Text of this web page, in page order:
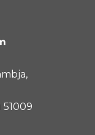
51009